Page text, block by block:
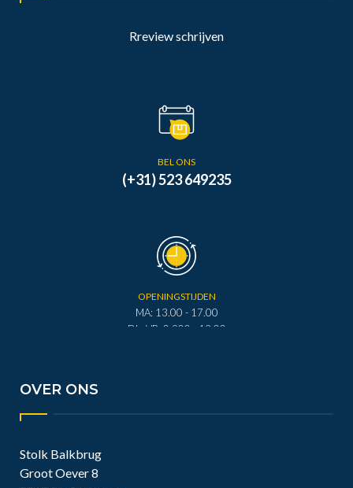
Rreview schrijven
BEL ONS
(+31) 523 649235
OPENINGSTIJDEN
MA: 13.00 - 17.00
DI - VR: 0.900 - 12.00
OVER ONS
Stolk Balkbrug
Groot Oever 8